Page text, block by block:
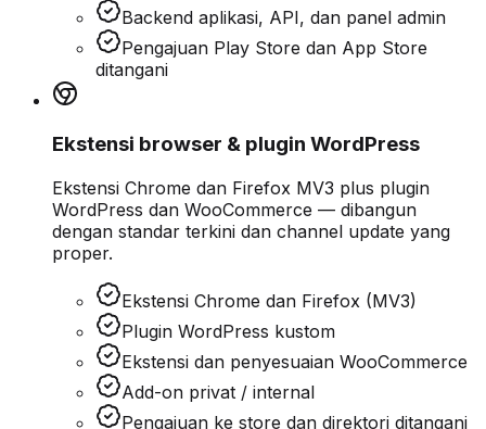
Backend aplikasi, API, dan panel admin
Pengajuan Play Store dan App Store
ditangani
Ekstensi browser & plugin WordPress
Ekstensi Chrome dan Firefox MV3 plus plugin
WordPress dan WooCommerce — dibangun
dengan standar terkini dan channel update yang
proper.
Ekstensi Chrome dan Firefox (MV3)
Plugin WordPress kustom
Ekstensi dan penyesuaian WooCommerce
Add-on privat / internal
Pengajuan ke store dan direktori ditangani